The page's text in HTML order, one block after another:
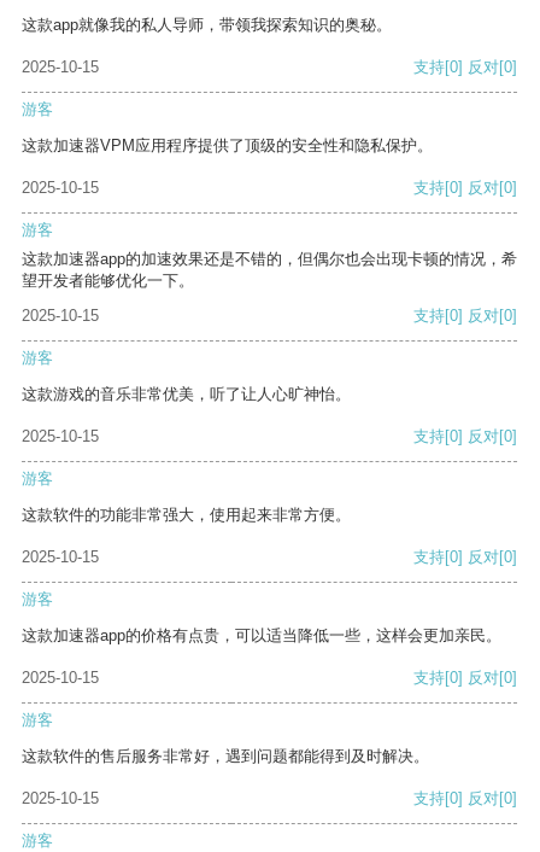
这款app就像我的私人导师，带领我探索知识的奥秘。
2025-10-15 支持[0] 反对[0]
游客
这款加速器VPM应用程序提供了顶级的安全性和隐私保护。
2025-10-15 支持[0] 反对[0]
游客
这款加速器app的加速效果还是不错的，但偶尔也会出现卡顿的情况，希
望开发者能够优化一下。
2025-10-15
支持[0] 反对[0]
游客
这款游戏的音乐非常优美，听了让人心旷神怡。
2025-10-15 支持[0] 反对[0]
游客
这款软件的功能非常强大，使用起来非常方便。
2025-10-15 支持[0] 反对[0]
游客
这款加速器app的价格有点贵，可以适当降低一些，这样会更加亲民。
2025-10-15 支持[0] 反对[0]
游客
这款软件的售后服务非常好，遇到问题都能得到及时解决。
2025-10-15 支持[0] 反对[0]
游客